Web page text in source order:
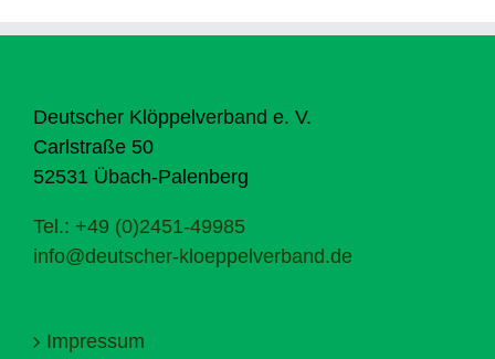
Deutscher Klöppelverband e. V.
Carlstraße 50
52531 Übach-Palenberg
Tel.: +49 (0)2451-49985
info@deutscher-kloeppelverband.de
Impressum